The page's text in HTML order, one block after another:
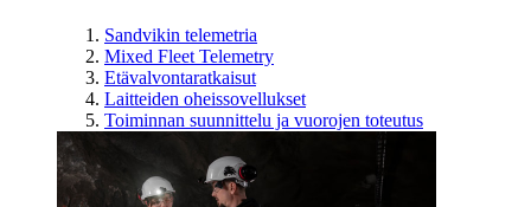
Sandvikin telemetria
Mixed Fleet Telemetry
Etävalvontaratkaisut
Laitteiden oheissovellukset
Toiminnan suunnittelu ja vuorojen toteutus